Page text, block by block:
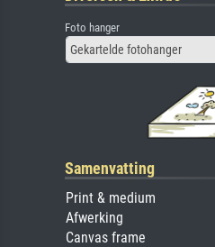
Foto hanger
Gekartelde fotohanger
Samenvatting
Print & medium
Afwerking
Canvas frame